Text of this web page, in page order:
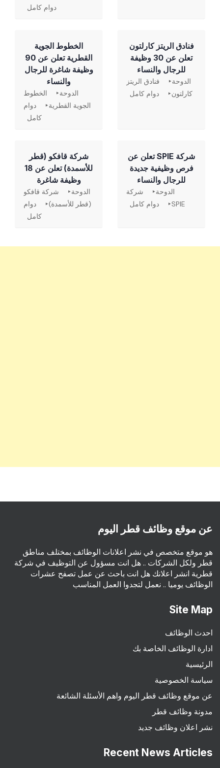
دوام كامل
فنادق الريتز كارلتون
تعلن عن 30 وظيفة
للرجال والنساء
الدوحة
فنادق الريتز
كارلتون
دوام كامل
الخطوط الجوية
القطرية تعلن عن 90
وظيفة شاغرة للرجال
والنساء
الدوحة
الخطوط
الجوية القطرية
دوام
كامل
شركة SPIE تعلن عن
فرص وظيفية جديدة
للرجال والنساء
الدوحة
شركة
SPIE
دوام كامل
شركة قافكو (قطر
للأسمدة) تعلن عن 18
وظيفة شاغرة
الدوحة
شركة قافكو
(قطر للأسمدة)
دوام
كامل
عن موقع وظائف قطر اليوم
هو موقع متخصص في نشر اعلانات الوظائف بمختلف مناطق
قطر ولكل الشركات .. هل انت مسؤول عن التوظيف في شركة
قطرية انشر اعلانك هل انت باحث عن عمل تصفح عشرات
الوظائف يوميا .. نعمل لتجدوا العمل المناسب
Site Map
احدث الوظائف
ادارة الوظائف الخاصة بك
الرئيسية
سياسة الخصوصية
عن موقع وظائف قطر اليوم واهم الأسئلة الشائعة
مدونة وظائف قطر
نشر اعلان وظائف جديد
Recent News Articles